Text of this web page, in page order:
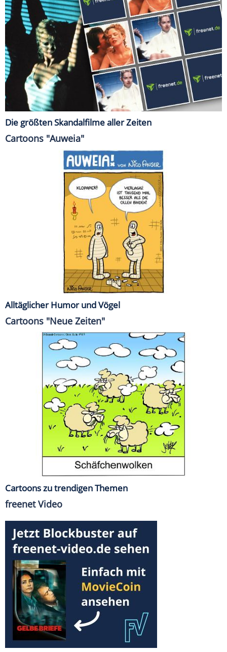
Die größten Skandalfilme aller Zeiten
Cartoons "Auweia"
Alltäglicher Humor und Vögel
Cartoons "Neue Zeiten"
Cartoons zu trendigen Themen
freenet Video